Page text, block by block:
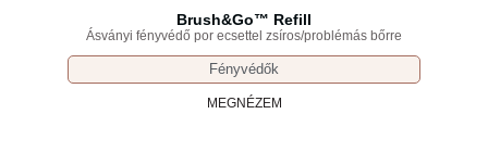
Brush&Go™ Refill
Ásványi fényvédő por ecsettel zsíros/problémás bőrre
Fényvédők
MEGNÉZEM